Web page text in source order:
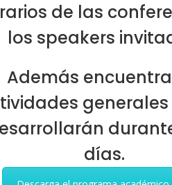
de las
los speakers
Además
generales
días.